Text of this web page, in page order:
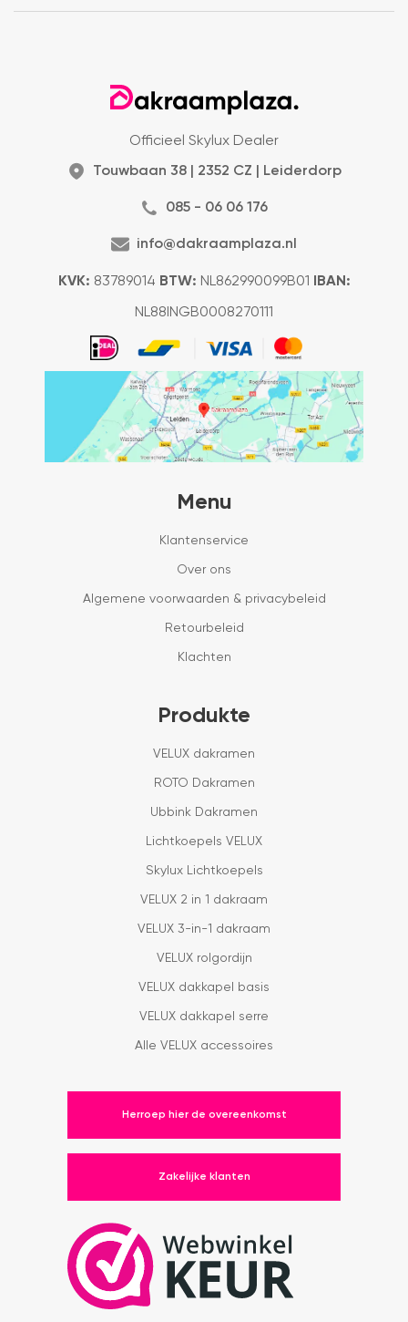
Officieel Skylux Dealer
Touwbaan 38 | 2352 CZ | Leiderdorp
085 - 06 06 176
info@dakraamplaza.nl
KVK: 83789014 BTW: NL862990099B01 IBAN:
NL88INGB0008270111
Menu
Klantenservice
Over ons
Algemene voorwaarden & privacybeleid
Retourbeleid
Klachten
Produkte
VELUX dakramen
ROTO Dakramen
Ubbink Dakramen
Lichtkoepels VELUX
Skylux Lichtkoepels
VELUX 2 in 1 dakraam
VELUX 3-in-1 dakraam
VELUX rolgordijn
VELUX dakkapel basis
VELUX dakkapel serre
Alle VELUX accessoires
Herroep hier de overeenkomst
Zakelijke klanten